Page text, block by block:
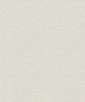
第4節 技術開発と
1. 技術者の採
2. 自主研究・
第5節 経営状況の
1. 販売の伸びと